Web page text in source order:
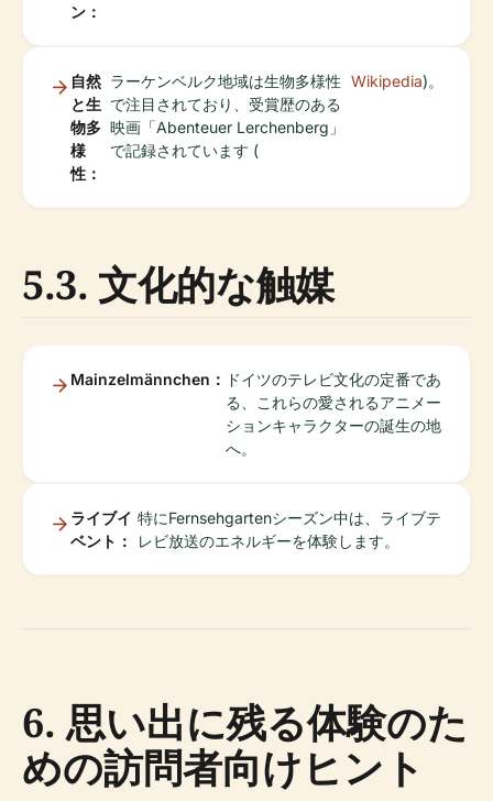
ン：
自然
と生
物多
様
性：
ラーケンベルク地域は生物多様性
で注目されており、受賞歴のある
映画「Abenteuer Lerchenberg」
で記録されています (
Wikipedia)。
5.3. 文化的な触媒
Mainzelmännchen： ドイツのテレビ文化の定番であ
る、これらの愛されるアニメー
ションキャラクターの誕生の地
へ。
ライブイ
ベント：
特にFernsehgartenシーズン中は、ライブテ
レビ放送のエネルギーを体験します。
6. 思い出に残る体験のた
めの訪問者向けヒント